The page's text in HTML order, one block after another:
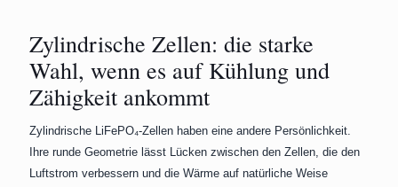
Zylindrische Zellen: die starke
Wahl, wenn es auf Kühlung und
Zähigkeit ankommt
Zylindrische LiFePO₄-Zellen haben eine andere Persönlichkeit.
Ihre runde Geometrie lässt Lücken zwischen den Zellen, die den
Luftstrom verbessern und die Wärme auf natürliche Weise